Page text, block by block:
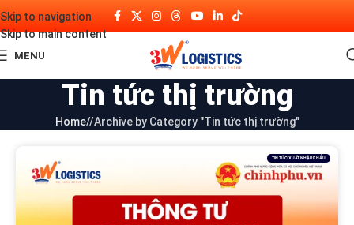
Skip to navigation
Skip to main content
MENU
Tin tức thị trường
Home/ Archive by Category "Tin tức thị trường"
TIN TỨC XUẤT NHẬP KHẨU